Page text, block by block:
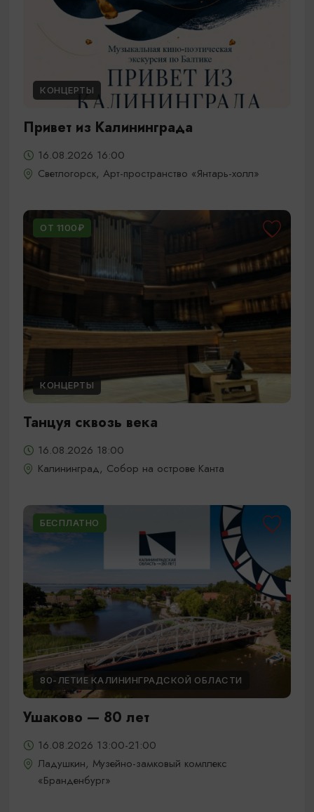
КОНЦЕРТЫ
Привет из Калининграда
16.08.2026 16:00
Светлогорск, Арт-пространство «Янтарь-холл»
ОТ 1100₽
КОНЦЕРТЫ
Танцуя сквозь века
16.08.2026 18:00
Калининград, Собор на острове Канта
БЕСПЛАТНО
80-ЛЕТИЕ КАЛИНИНГРАДСКОЙ ОБЛАСТИ
Ушаково — 80 лет
16.08.2026 13:00-21:00
Ладушкин, Музейно-замковый комплекс
«Бранденбург»